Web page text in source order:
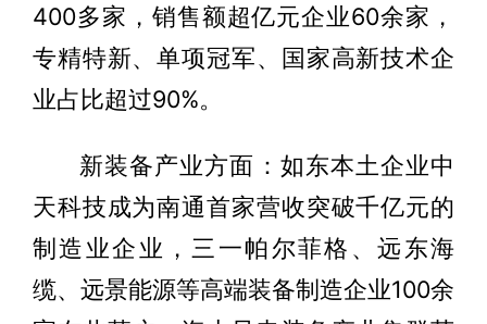
400多家，销售额超亿元企业60余家，
专精特新、单项冠军、国家高新技术企
业占比超过90%。
新装备产业方面：如东本土企业中
天科技成为南通首家营收突破千亿元的
制造业企业，三一帕尔菲格、远东海
缆、远景能源等高端装备制造企业100余